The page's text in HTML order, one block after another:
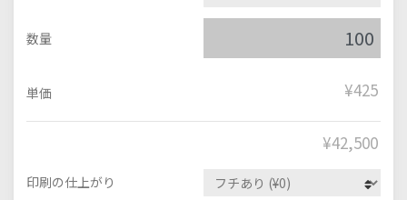
数量
単価 ¥425
¥42,500
印刷の仕上がり